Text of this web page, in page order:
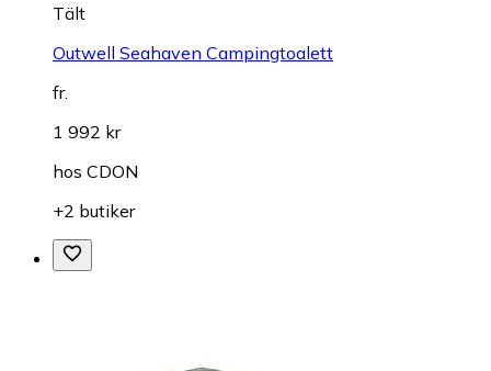
Tält
Outwell Seahaven Campingtoalett
fr.
1 992 kr
hos CDON
+2 butiker